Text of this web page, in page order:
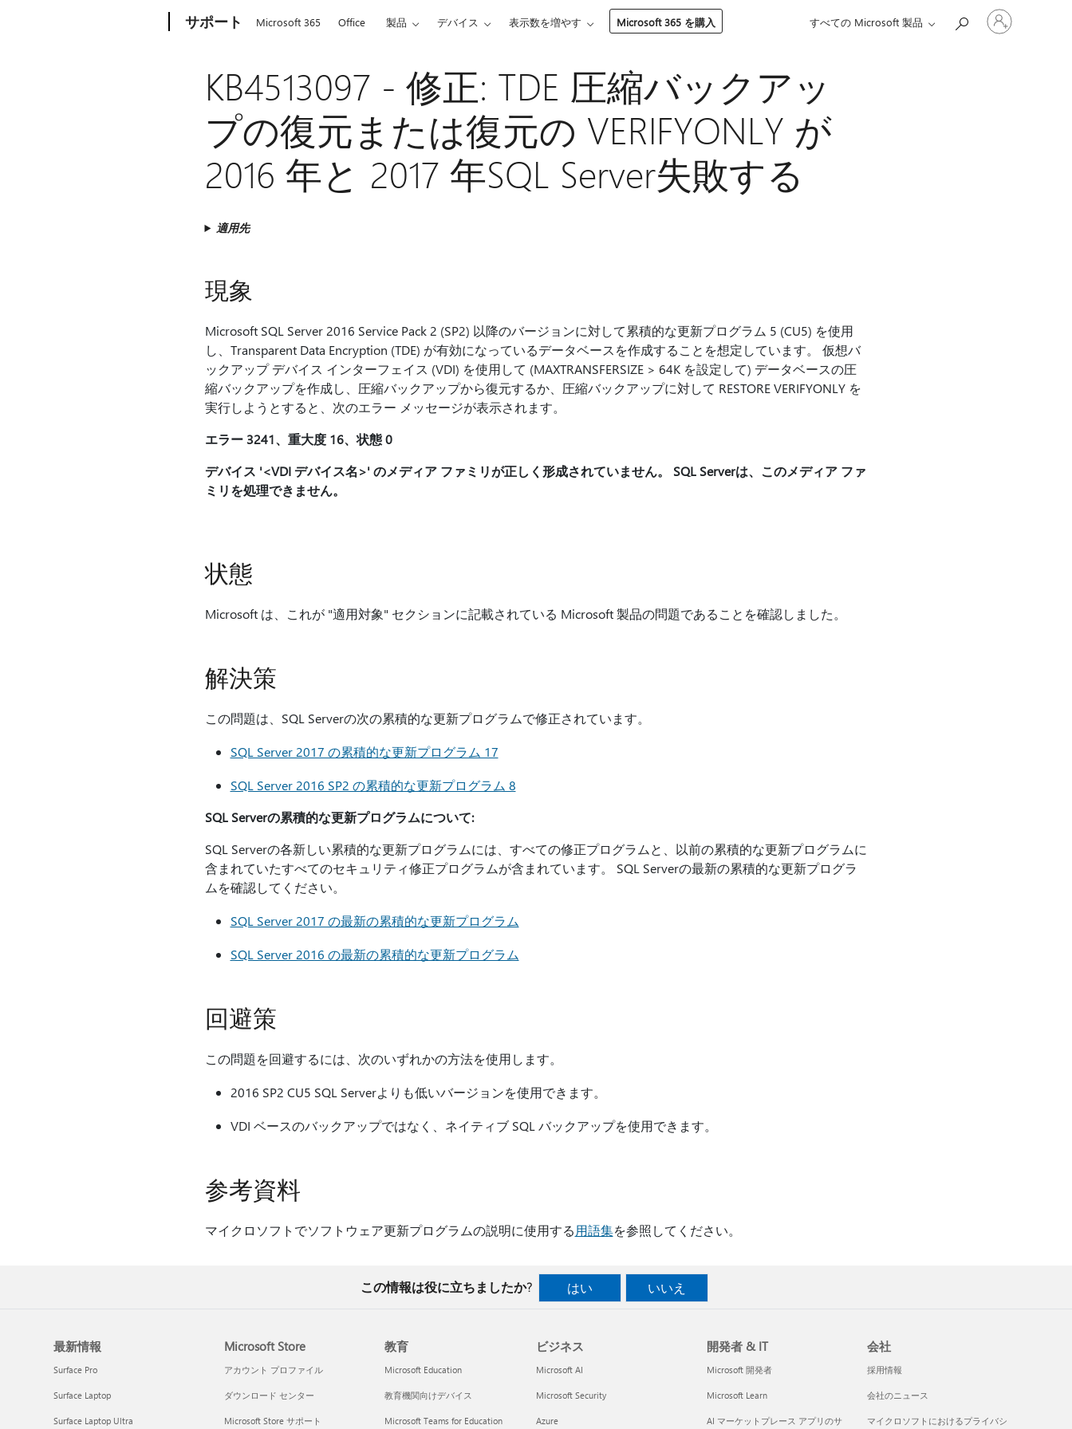
サポート Microsoft 365 Office 製品 デバイス 表示数を増やす Microsoft 365 を購入 すべての Microsoft 製品
カ
KB4513097 - 修正: TDE 圧縮バックアッ
プの復元または復元の VERIFYONLY が
2016 年と 2017 年SQL Server失敗する
適用先
現象
Microsoft SQL Server 2016 Service Pack 2 (SP2) 以降のバージョンに対して累積的な更新プログラム 5 (CU5) を使用
し、Transparent Data Encryption (TDE) が有効になっているデータベースを作成することを想定しています。 仮想バ
ックアップ デバイス インターフェイス (VDI) を使用して (MAXTRANSFERSIZE > 64K を設定して) データベースの圧
縮バックアップを作成し、圧縮バックアップから復元するか、圧縮バックアップに対して RESTORE VERIFYONLY を
実行しようとすると、次のエラー メッセージが表示されます。
エラー 3241、重大度 16、状態 0
デバイス '<VDI デバイス名>' のメディア ファミリが正しく形成されていません。 SQL Serverは、このメディア ファ
ミリを処理できません。
状態
Microsoft は、これが "適用対象" セクションに記載されている Microsoft 製品の問題であることを確認しました。
解決策
この問題は、SQL Serverの次の累積的な更新プログラムで修正されています。
SQL Server 2017 の累積的な更新プログラム 17
SQL Server 2016 SP2 の累積的な更新プログラム 8
SQL Serverの累積的な更新プログラムについて:
SQL Serverの各新しい累積的な更新プログラムには、すべての修正プログラムと、以前の累積的な更新プログラムに
含まれていたすべてのセキュリティ修正プログラムが含まれています。 SQL Serverの最新の累積的な更新プログラ
ムを確認してください。
SQL Server 2017 の最新の累積的な更新プログラム
SQL Server 2016 の最新の累積的な更新プログラム
回避策
この問題を回避するには、次のいずれかの方法を使用します。
2016 SP2 CU5 SQL Serverよりも低いバージョンを使用できます。
VDI ベースのバックアップではなく、ネイティブ SQL バックアップを使用できます。
参考資料
マイクロソフトでソフトウェア更新プログラムの説明に使用する用語集を参照してください。
この情報は役に立ちましたか? はい いいえ
最新情報
Surface Pro
Surface Laptop
Surface Laptop Ultra
Microsoft Store
アカウント プロファイル
ダウンロード センター
Microsoft Store サポート
教育
Microsoft Education
教育機関向けデバイス
Microsoft Teams for Education
ビジネス
Microsoft AI
Microsoft Security
Azure
開発者 & IT
Microsoft 開発者
Microsoft Learn
AI マーケットプレース アプリのサ
会社
採用情報
会社のニュース
マイクロソフトにおけるプライバシ